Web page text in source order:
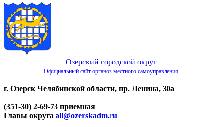
Озерский городской округ
Официальный сайт органов местного самоуправления
г. Озерск Челябинской области, пр. Ленина, 30а
(351-30) 2-69-73 приемная
Главы округа all@ozerskadm.ru